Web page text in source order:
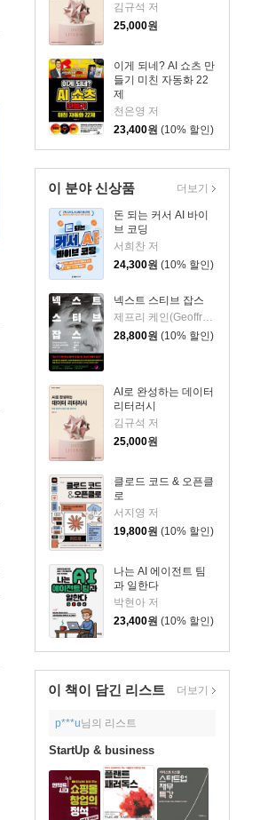
김규석 저
25,000원
이게 되네? AI 쇼츠 만
들기 미친 자동화 22
제
천은영 저
23,400원 (10% 할인)
이 분야 신상품
돈 되는 커서 AI 바이
브 코딩
서희찬 저
24,300원 (10% 할인)
넥스트 스티브 잡스
28,800원 (10% 할인)
AI로 완성하는 데이터
리터러시
김규석 저
25,000원
클로드 코드 & 오픈클
로
서지영 저
19,800원 (10% 할인)
나는 AI 에이전트 팀
과 일한다
박현아 저
23,400원 (10% 할인)
더보기
이 책이 담긴 리스트 더보기
p***u님의 리스트
StartUp & business